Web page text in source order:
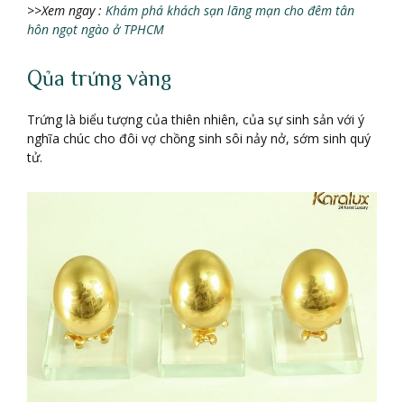
>>Xem ngay : Khám phá khách sạn lãng mạn cho đêm tân
hôn ngọt ngào ở TPHCM
Qủa trứng vàng
Trứng là biểu tượng của thiên nhiên, của sự sinh sản với ý
nghĩa chúc cho đôi vợ chồng sinh sôi nảy nở, sớm sinh quý
tử.